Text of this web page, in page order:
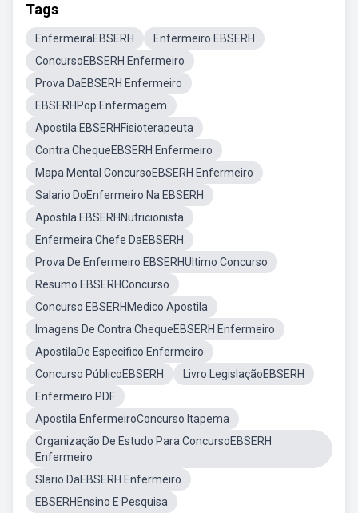
Tags
EnfermeiraEBSERH
Enfermeiro EBSERH
ConcursoEBSERH Enfermeiro
Prova DaEBSERH Enfermeiro
EBSERHPop Enfermagem
Apostila EBSERHFisioterapeuta
Contra ChequeEBSERH Enfermeiro
Mapa Mental ConcursoEBSERH Enfermeiro
Salario DoEnfermeiro Na EBSERH
Apostila EBSERHNutricionista
Enfermeira Chefe DaEBSERH
Prova De Enfermeiro EBSERHUltimo Concurso
Resumo EBSERHConcurso
Concurso EBSERHMedico Apostila
Imagens De Contra ChequeEBSERH Enfermeiro
ApostilaDe Especifico Enfermeiro
Concurso PúblicoEBSERH
Livro LegislaçãoEBSERH
Enfermeiro PDF
Apostila EnfermeiroConcurso Itapema
Organização De Estudo Para ConcursoEBSERH
Enfermeiro
Slario DaEBSERH Enfermeiro
EBSERHEnsino E Pesquisa